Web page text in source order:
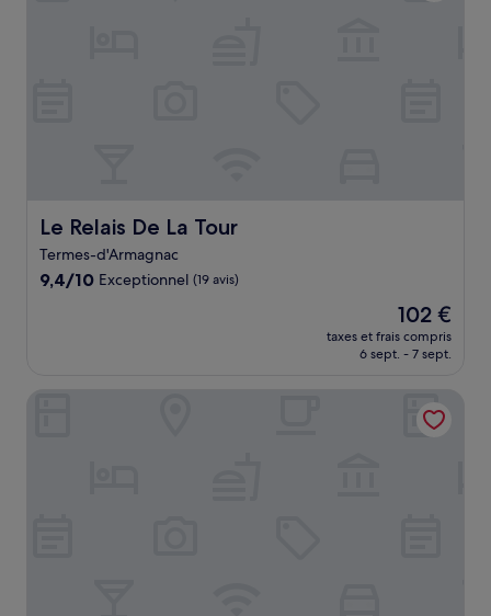
Le Relais De La Tour
Le Relais De La Tour
Termes-d'Armagnac
9.4
9,4/10 Exceptionnel (19 avis)
Le
nouveau
prix
de
102 €
102 €
taxes et frais compris
6 sept. - 7 sept.